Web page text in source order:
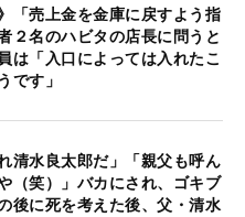
「売上金を金庫に戻すよう指
２名のハビタの店長に問うと
は「入口によっては入れたこ
です」
清水良太郎だ」「親父も呼ん
（笑）」バカにされ、ゴキブ
後に死を考えた後、父・清水